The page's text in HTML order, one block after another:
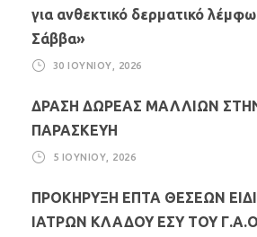
για ανθεκτικό δερματικό
Σάββα»
30 ΙΟΥΝΊΟΥ, 2026
ΔΡΑΣΗ ΔΩΡΕΑΣ ΜΑΛΛΙΩΝ
ΠΑΡΑΣΚΕΥΗ
5 ΙΟΥΝΊΟΥ, 2026
ΠΡΟΚΗΡΥΞΗ ΕΠΤΑ ΘΕΣΕΩΝ
ΙΑΤΡΩΝ ΚΛΑΔΟΥ ΕΣΥ ΤΟΥ